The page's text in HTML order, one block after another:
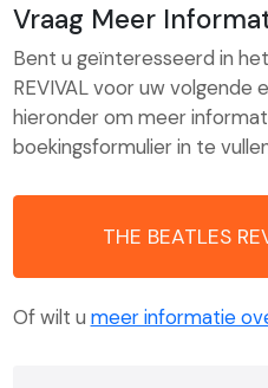
Vraag Meer
Bent u geïnteresseerd in
REVIVAL voor uw
hieronder om meer
boekingsformulier in te
THE BEATLES
Of wilt u meer informatie